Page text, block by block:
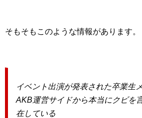
そもそもこのような情報があります。
イベント出演が発表された卒業生
AKB運営サイドから本当にクビを
在している